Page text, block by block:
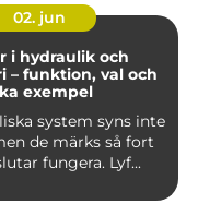
02. jun
i hydraulik och
– funktion, val och
exempel
system syns inte
de märks så fort
fungera. Lyf...